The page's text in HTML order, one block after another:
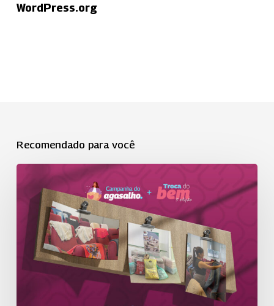
WordPress.org
Recomendado para você
Campanha
do
Agasalho
2026
solidariedade
sustentabilidade